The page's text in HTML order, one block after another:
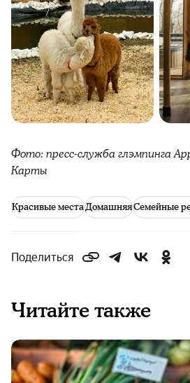
Фото: пресс-служба глэмпинга
Карты
Красивые местаДомашняяСемейные
Поделиться
Читайте также